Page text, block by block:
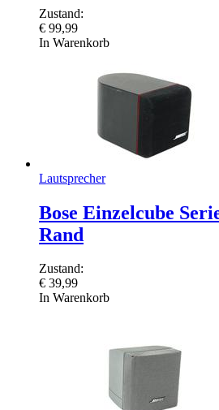
Zustand:
€ 99,99
In Warenkorb
Lautsprecher
Bose Einzelcube
Rand
Zustand:
€ 39,99
In Warenkorb